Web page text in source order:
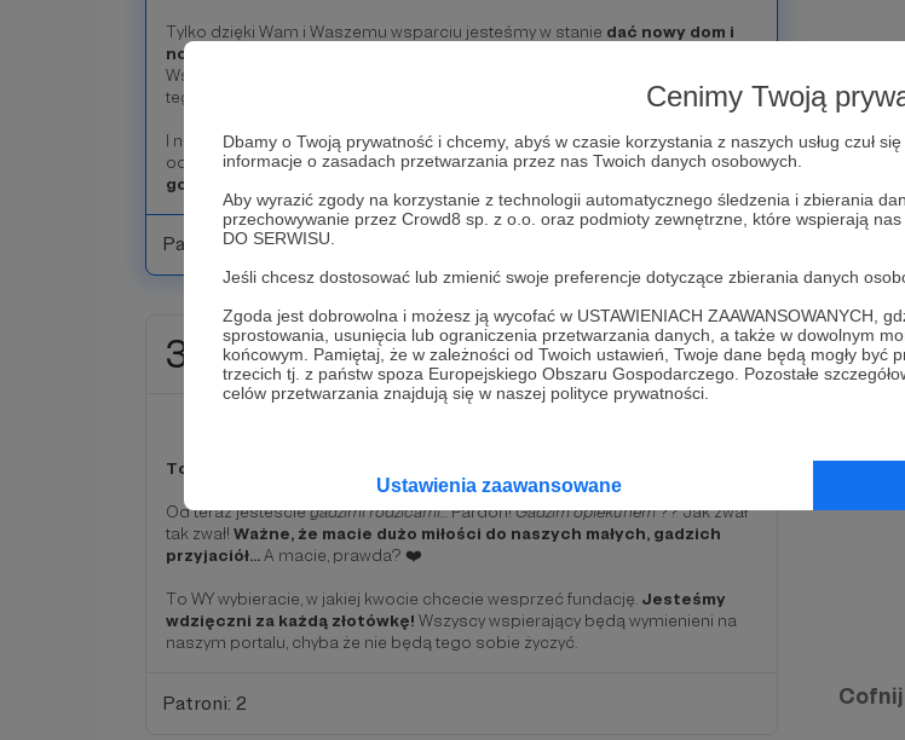
Cenimy Twoją
Dbamy o Twoją prywatność i chcemy, abyś w czasie korzystania z naszych usług czuł
informacje o zasadach przetwarzania przez nas Twoich danych osobowych.
Aby wyrazić zgody na korzystanie z technologii automatycznego śledzenia i zbierania
przechowywanie przez Crowd8 sp. z o.o. oraz podmioty zewnętrzne, które wspierają
DO SERWISU.
Jeśli chcesz dostosować lub zmienić swoje preferencje dotyczące zbierania danych
Zgoda jest dobrowolna i możesz ją wycofać w USTAWIENIACH ZAAWANSOWANYCH,
sprostowania, usunięcia lub ograniczenia przetwarzania danych, a także w dowolnym
końcowym. Pamiętaj, że w zależności od Twoich ustawień, Twoje dane będą mogły
trzecich tj. z państw spoza Europejskiego Obszaru Gospodarczego. Pozostałe
celów przetwarzania znajdują się w naszej polityce prywatności.
Ustawienia zaawansowane
Tylko dzięki Wam i Waszemu wsparciu jesteśmy w stanie dać nowy dom i
nowe życie
Wszyscy wspierający będą wymienieni na naszym portalu, chyba że nie będą
tego sobie życzyć.
Gadzim opiekunem!??
I niech Was nie zwiedzie ten swawolny ton, bo wiąże się z tym wielka
odpowiedzialność. W końcudzięki Wam gady dostają drugą szansę na
godne i wartościowe życie!
Patroni: 0
30 zł miesięcznie
To próg dla tych, którzy chcą po prostu wesprzeć bardziej.
Od teraz jesteściegadzimi rodzicami...Pardon!Gadzim opiekunem?? Jak zwał
tak zwał! Ważne, że macie dużo miłości do naszych małych, gadzich
przyjaciół...A macie, prawda? ❤️
To WY wybieracie, w jakiej kwocie chcecie wesprzeć fundację. Jesteśmy
wdzięczni za każdą złotówkę! Wszyscy wspierający będą wymienieni na
naszym portalu, chyba że nie będą tego sobie życzyć.
Patroni: 2 Cofnij